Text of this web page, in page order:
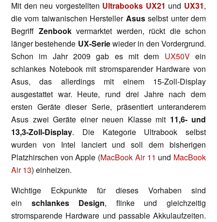
Mit den neu vorgestellten Ultrabooks UX21 und UX31,
die vom taiwanischen Hersteller Asusselbst unter dem
Begriff Zenbook vermarktet werden, rückt die schon
länger bestehende UX-Seriewieder in den Vordergrund.
Schon im Jahr 2009 gab es mit dem UX50Vein
schlankes Notebook mit stromsparender Hardware von
Asus, das allerdings mit einem 15-Zoll-Display
ausgestattet war. Heute, rund drei Jahre nach dem
ersten Geräte dieser Serie, präsentiert unteranderem
Asus zwei Geräte einer neuen Klasse mit 11,6- und
13,3-Zoll-Display. Die Kategorie Ultrabook selbst
wurden von Intel lanciert und soll dem bisherigen
Platzhirschen von Apple (MacBook Air 11 und MacBook
Air 13) einheizen.
Wichtige Eckpunkte für dieses Vorhaben sind
ein schlankes Design, flinke und gleichzeitig
stromsparende Hardware und passable Akkulaufzeiten.